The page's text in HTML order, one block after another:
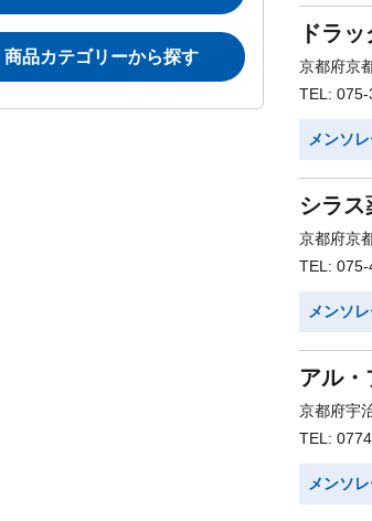
商品カテゴリーから探す
ドラ
京都府京
TEL:
メンソ
シラ
京都府京
TEL:
メンソ
アル
京都府宇
TEL:
メンソ